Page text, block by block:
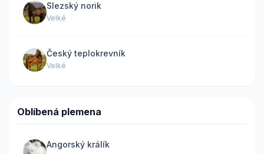
Slezský norik
Velké
Český teplokrevník
Velké
Oblíbená plemena
Angorský králík